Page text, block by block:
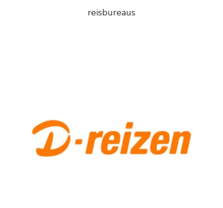
reisbureaus